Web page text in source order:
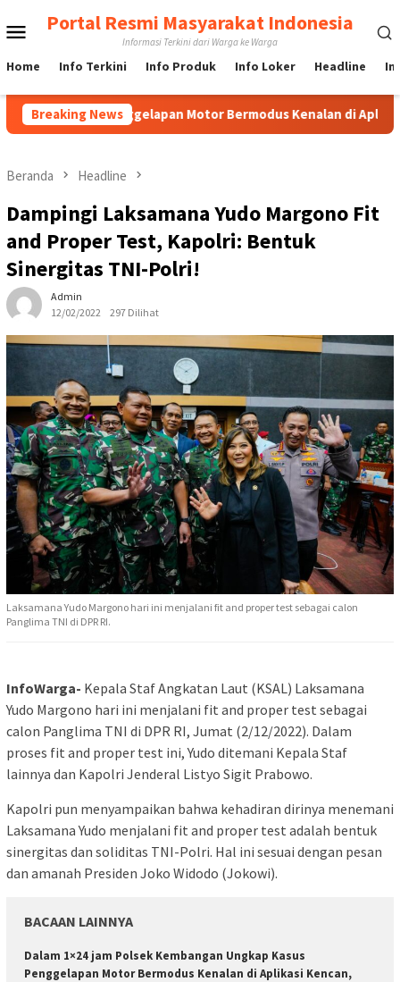
ke
Menu
Mobile
Portal Resmi Masyarakat Indonesia
Informasi Terkini dari Warga ke Warga
Home Info Terkini Info Produk Info Loker Headline
Breaking News
Penggelapan Motor Bermodus Kenalan di Aplikasi Kencan,
Beranda Headline
Dampingi Laksamana Yudo Margono Fit
and Proper Test, Kapolri: Bentuk
Sinergitas TNI-Polri!
Admin
12/02/2022
297 Dilihat
Laksamana Yudo Margono hari ini menjalani fit and proper test sebagai calon
Panglima TNI di DPR RI.
InfoWarga- Kepala Staf Angkatan Laut (KSAL) Laksamana
Yudo Margono hari ini menjalani fit and proper test sebagai
calon Panglima TNI di DPR RI, Jumat (2/12/2022). Dalam
proses fit and proper test ini, Yudo ditemani Kepala Staf
lainnya dan Kapolri Jenderal Listyo Sigit Prabowo.
Kapolri pun menyampaikan bahwa kehadiran dirinya menemani
Laksamana Yudo menjalani fit and proper test adalah bentuk
sinergitas dan soliditas TNI-Polri. Hal ini sesuai dengan pesan
dan amanah Presiden Joko Widodo (Jokowi).
BACAAN LAINNYA
Dalam 1×24 jam Polsek Kembangan Ungkap Kasus
Penggelapan Motor Bermodus Kenalan di Aplikasi Kencan,